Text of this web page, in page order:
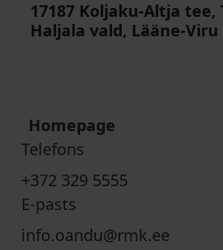
17187 Koljaku-Altja tee,
Haljala vald, Lääne-
Homepage
Telefons
+372 329 5555
E-pasts
info.oandu@rmk.ee